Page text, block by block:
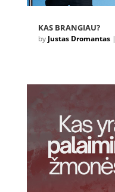
KAS BRANGIAU?
by Justas Dromantas|